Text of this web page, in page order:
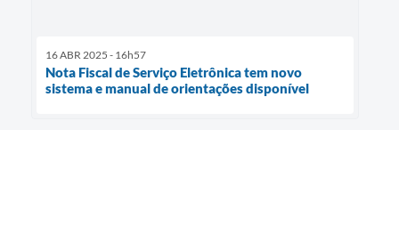
16 ABR 2025 - 16h57
Nota Fiscal de Serviço Eletrônica tem novo
sistema e manual de orientações disponível